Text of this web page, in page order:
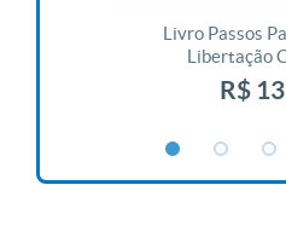
Livro Passos
Libertação
R$